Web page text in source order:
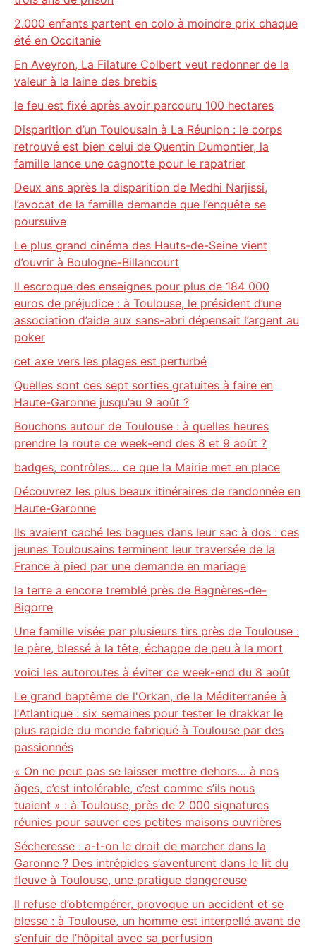
2.000 enfants partent en colo à moindre prix chaque
été en Occitanie
En Aveyron, La Filature Colbert veut redonner de la
valeur à la laine des brebis
le feu est fixé après avoir parcouru 100 hectares
Disparition d’un Toulousain à La Réunion : le corps
retrouvé est bien celui de Quentin Dumontier, la
famille lance une cagnotte pour le rapatrier
Deux ans après la disparition de Medhi Narjissi,
l’avocat de la famille demande que l’enquête se
poursuive
Le plus grand cinéma des Hauts-de-Seine vient
d’ouvrir à Boulogne-Billancourt
Il escroque des enseignes pour plus de 184 000
euros de préjudice : à Toulouse, le président d’une
association d’aide aux sans-abri dépensait l’argent au
poker
cet axe vers les plages est perturbé
Quelles sont ces sept sorties gratuites à faire en
Haute-Garonne jusqu’au 9 août ?
Bouchons autour de Toulouse : à quelles heures
prendre la route ce week-end des 8 et 9 août ?
badges, contrôles… ce que la Mairie met en place
Découvrez les plus beaux itinéraires de randonnée en
Haute-Garonne
Ils avaient caché les bagues dans leur sac à dos : ces
jeunes Toulousains terminent leur traversée de la
France à pied par une demande en mariage
la terre a encore tremblé près de Bagnères-de-
Bigorre
Une famille visée par plusieurs tirs près de Toulouse :
le père, blessé à la tête, échappe de peu à la mort
voici les autoroutes à éviter ce week-end du 8 août
Le grand baptême de l'Orkan, de la Méditerranée à
l'Atlantique : six semaines pour tester le drakkar le
plus rapide du monde fabriqué à Toulouse par des
passionnés
« On ne peut pas se laisser mettre dehors… à nos
âges, c’est intolérable, c’est comme s’ils nous
tuaient » : à Toulouse, près de 2 000 signatures
réunies pour sauver ces petites maisons ouvrières
Sécheresse : a-t-on le droit de marcher dans la
Garonne ? Des intrépides s’aventurent dans le lit du
fleuve à Toulouse, une pratique dangereuse
Il refuse d’obtempérer, provoque un accident et se
blesse : à Toulouse, un homme est interpellé avant de
s’enfuir de l’hôpital avec sa perfusion